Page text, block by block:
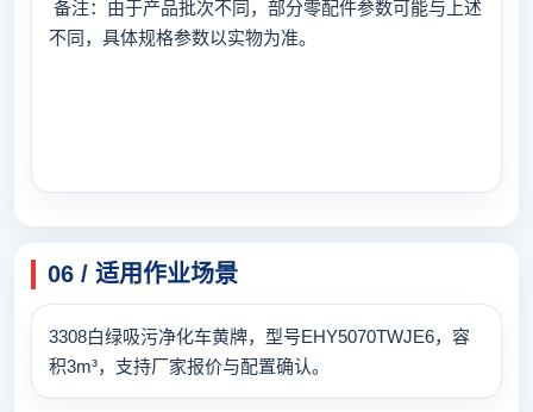
备注：由于产品批次不同，部分零配件参数可能与上述
不同，具体规格参数以实物为准。
06 / 适用作业场景
3308白绿吸污净化车黄牌，型号EHY5070TWJE6，容
积3m³，支持厂家报价与配置确认。